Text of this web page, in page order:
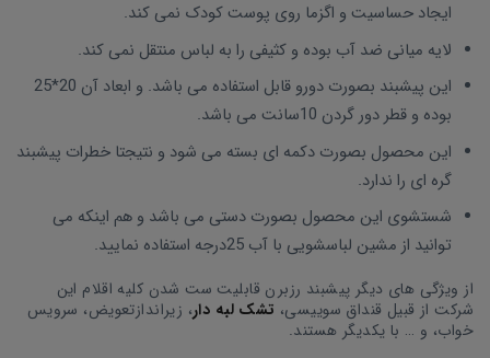
ایجاد حساسیت و اگزما روی پوست کودک نمی کند.
لایه میانی ضد آب بوده و کثیفی را به لباس منتقل نمی کند.
این پیشبند بصورت دورو قابل استفاده می باشد. و ابعاد آن 20*25
بوده و قطر دور گردن 10سانت می باشد.
این محصول بصورت دکمه ای بسته می شود و نتیجتا خطرات پیشبند
گره ای را ندارد.
شستشوی این محصول بصورت دستی می باشد و هم اینکه می
توانید از مشین لباسشویی با آب 25درجه استفاده نمایید.
از ویژگی های دیگر پیشبند رزبرن قابلیت ست شدن کلیه اقلام این
شرکت از قبیل قنداق سوییسی، تشک لبه دار، زیراندازتعویض، سرویس
خواب، و … با یکدیگر هستند.